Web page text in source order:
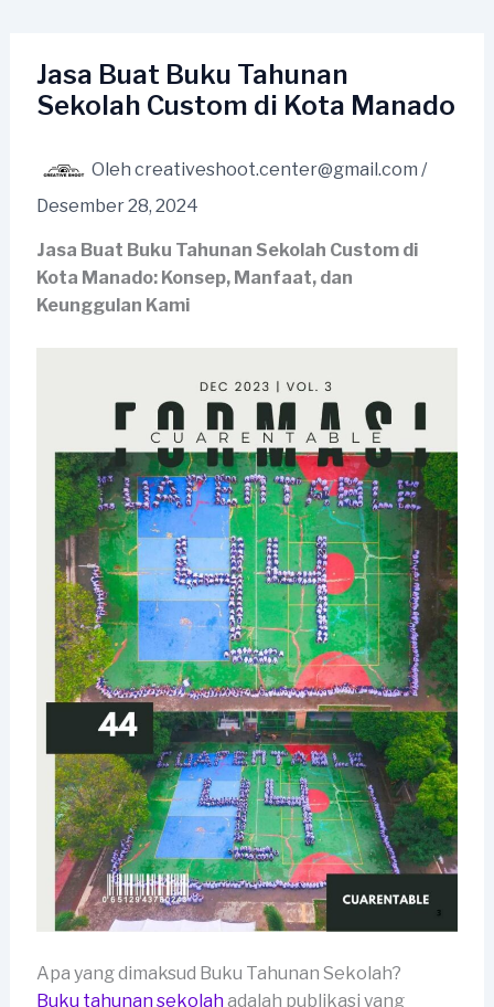
kontenJasa Buat Buku Tahunan
Sekolah Custom di Kota Manado
Oleh creativeshoot.center@gmail.com /
Desember 28, 2024
Jasa Buat Buku Tahunan Sekolah Custom di
Kota Manado: Konsep, Manfaat, dan
Keunggulan Kami
Apa yang dimaksud Buku Tahunan Sekolah?
Buku tahunan sekolahadalah publikasi yang